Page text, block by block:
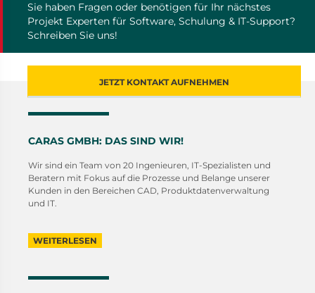
Sie haben Fragen oder benötigen für Ihr nächstes
Projekt Experten für Software, Schulung & IT-Support?
Schreiben Sie uns!
JETZT KONTAKT AUFNEHMEN
CARAS GMBH: DAS SIND WIR!
Wir sind ein Team von 20 Ingenieuren, IT-Spezialisten und
Beratern mit Fokus auf die Prozesse und Belange unserer
Kunden in den Bereichen CAD, Produktdatenverwaltung
und IT.
WEITERLESEN